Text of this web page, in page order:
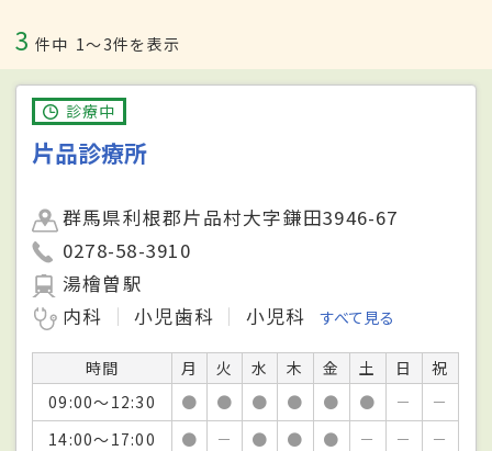
3 件中 1〜3件を表示
診療中
片品診療所
群馬県利根郡片品村大字鎌田3946-67
0278-58-3910
湯檜曽駅
内科
小児歯科 小児科 すべて見る
時間 月 火 水 木 金 土 日
祝
09:00～12:30
● ● ● ● ● ● －
－
14:00～17:00
● － ● ● ● － －
－